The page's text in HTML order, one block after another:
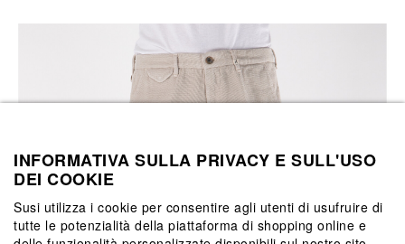
INFORMATIVA SULLA PRIVACY E SULL'USO
DEI COOKIE
Susi utilizza i cookie per consentire agli utenti di usufruire di
tutte le potenzialità della piattaforma di shopping online e